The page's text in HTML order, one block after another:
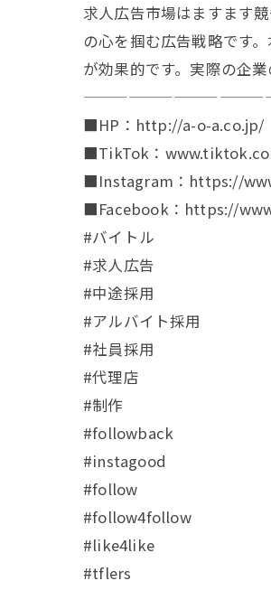
求人広告市場はますます
の心を掴む広告戦略です
が効果的です。実際の企
■HP：http://a-o-a.co.jp/
■TikTok：
■Instagram：https://
■Facebook：https://
#バイトル
#求人広告
#中途採用
#アルバイト採用
#社員採用
#代理店
#制作
#followback
#instagood
#follow
#follow4follow
#like4like
#tflers